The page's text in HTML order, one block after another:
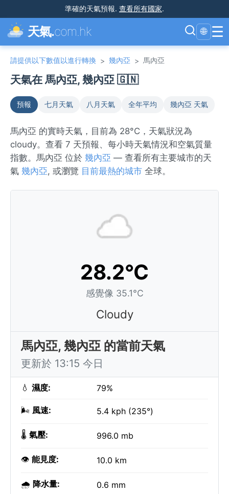
準確的天氣預報. 查看所有國家.
天氣.com.hk 🌐 ☰
請提供以下數值以進行轉換 > 幾內亞 > 馬內亞
天氣在 馬內亞, 幾內亞 🇬🇳
預報 七月天氣 八月天氣 全年平均 幾內亞 天氣
馬內亞 的實時天氣，目前為 28°C，天氣狀況為
cloudy。查看 7 天預報、每小時天氣情況和空氣質量
指數。馬內亞 位於 幾內亞 — 查看所有主要城市的天
氣 幾內亞, 或瀏覽 目前最熱的城市 全球。
28.2°C
感覺像 35.1°C
Cloudy
馬內亞, 幾內亞 的當前天氣
更新於 13:15 今日
💧 濕度: 79%
🌬️ 風速: 5.4 kph (235°)
🌡️ 氣壓: 996.0 mb
👁️ 能見度: 10.0 km
🌧️ 降水量: 0.6 mm